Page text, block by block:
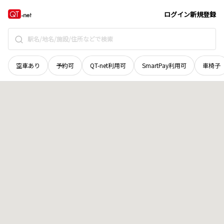
ログイン新規登録
空車あり 予約可 QT-net利用可 SmartPay利用可 車椅子
北海道